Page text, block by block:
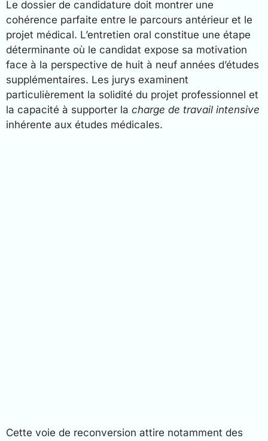
Le dossier de candidature doit montrer une
cohérence parfaite entre le parcours antérieur et le
projet médical. L’entretien oral constitue une étape
déterminante où le candidat expose sa motivation
face à la perspective de huit à neuf années d’études
supplémentaires. Les jurys examinent
particulièrement la solidité du projet professionnel et
la capacité à supporter la charge de travail intensive
inhérente aux études médicales.
Cette voie de reconversion attire notamment des